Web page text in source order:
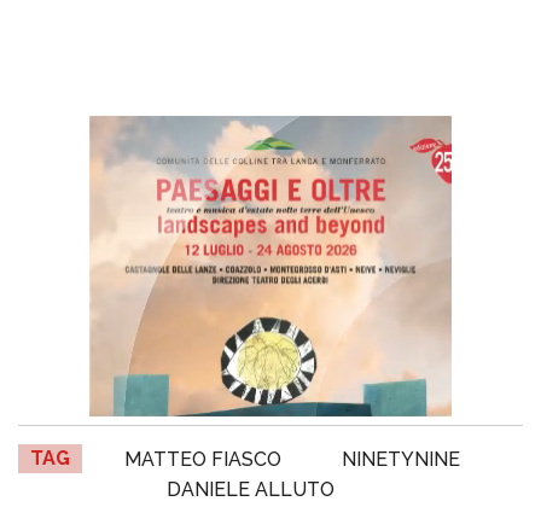
TAG MATTEO FIASCO
NINETYNINE
DANIELE ALLUTO